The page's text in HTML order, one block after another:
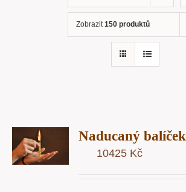
Zobrazit 150 produktů
Naducaný balíček
10425 Kč